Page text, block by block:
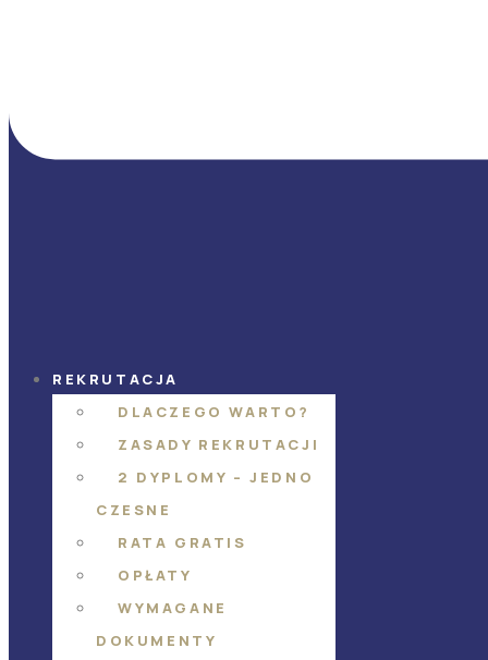
REKRUTACJA
DLACZEGO WARTO?
ZASADY REKRUTACJI
2 DYPLOMY – JEDNO
CZESNE
RATA GRATIS
OPŁATY
WYMAGANE
DOKUMENTY